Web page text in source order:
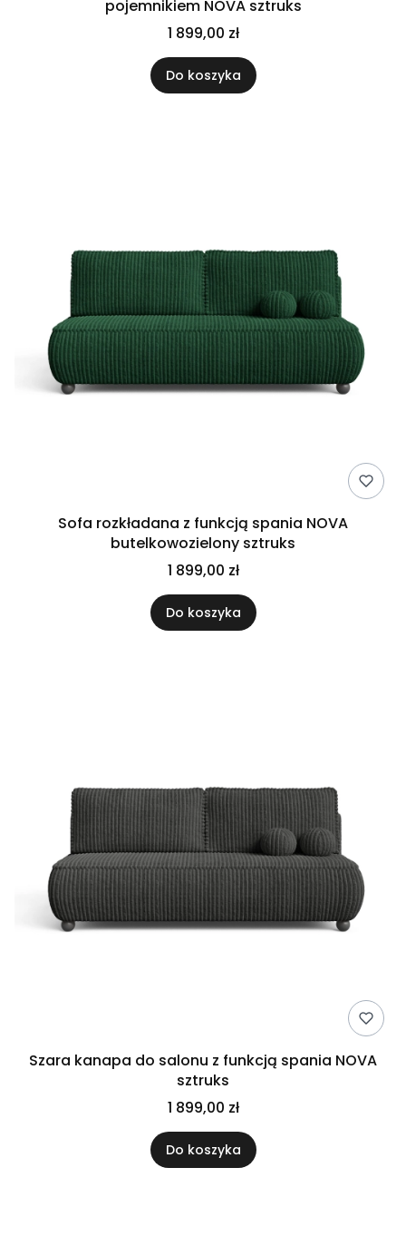
pojemnikiem NOVA sztruks
1 899,00 zł
Do koszyka
Sofa rozkładana z funkcją spania NOVA
butelkowozielony sztruks
1 899,00 zł
Do koszyka
Szara kanapa do salonu z funkcją spania NOVA
sztruks
1 899,00 zł
Do koszyka